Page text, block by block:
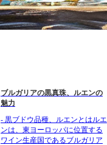
ブルガリアの黒真珠、ルエンの
魅力
- 黒ブドウ品種、ルエンとはルエ
ンは、東ヨーロッパに位置する
ワイン生産国であるブルガリア